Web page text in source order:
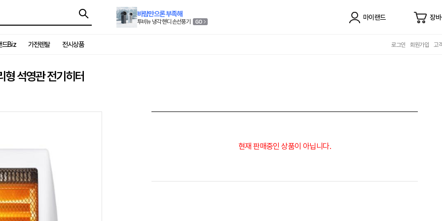
바람만으론 부족해
투비뉴 냉각 핸디 손선풍기
마이랜드 장
드Biz 가전렌탈 전시상품 로그인 회원가입 고
석영관 전기히터
현재 판매중인 상품이 아닙니다.